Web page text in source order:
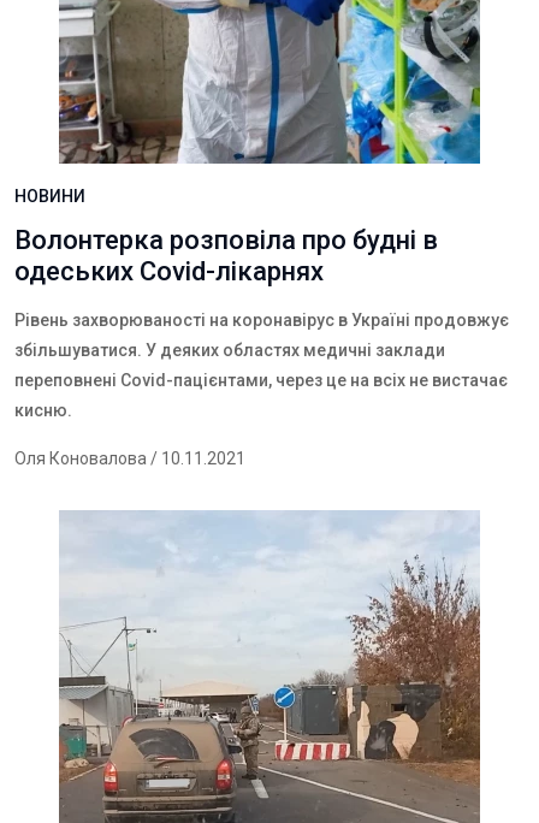
НОВИНИ
Волонтерка розповіла про будні в
одеських Covid-лікарнях
​​Рівень захворюваності на коронавірус в Україні продовжує
збільшуватися. У деяких областях медичні заклади
переповнені Covid-пацієнтами, через це на всіх не вистачає
кисню.
Оля Коновалова / 10.11.2021